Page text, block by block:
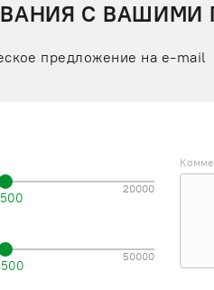
С ВАШИМИ
предложение на e-mail
20000
50000